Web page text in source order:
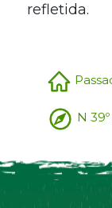
refletida.
N